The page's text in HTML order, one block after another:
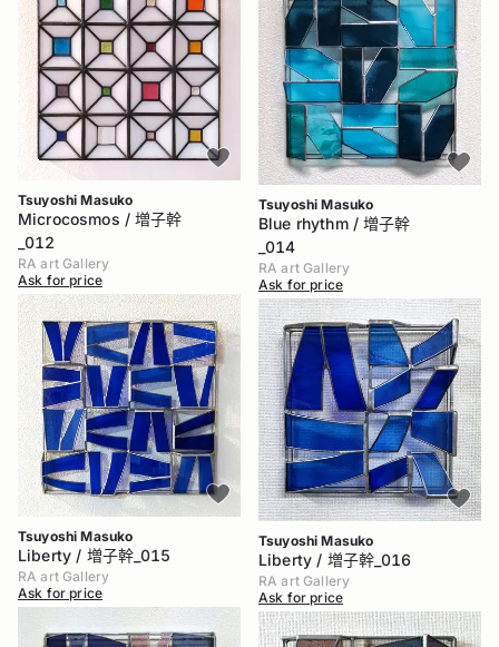
Tsuyoshi Masuko
Microcosmos / 増子幹
_012
RA art Gallery
Ask for price
Tsuyoshi Masuko
Liberty / 増子幹_015
RA art Gallery
Ask for price
Tsuyoshi Masuko
Blue rhythm / 増子幹
_014
RA art Gallery
Ask for price
Tsuyoshi Masuko
Liberty / 増子幹_016
RA art Gallery
Ask for price